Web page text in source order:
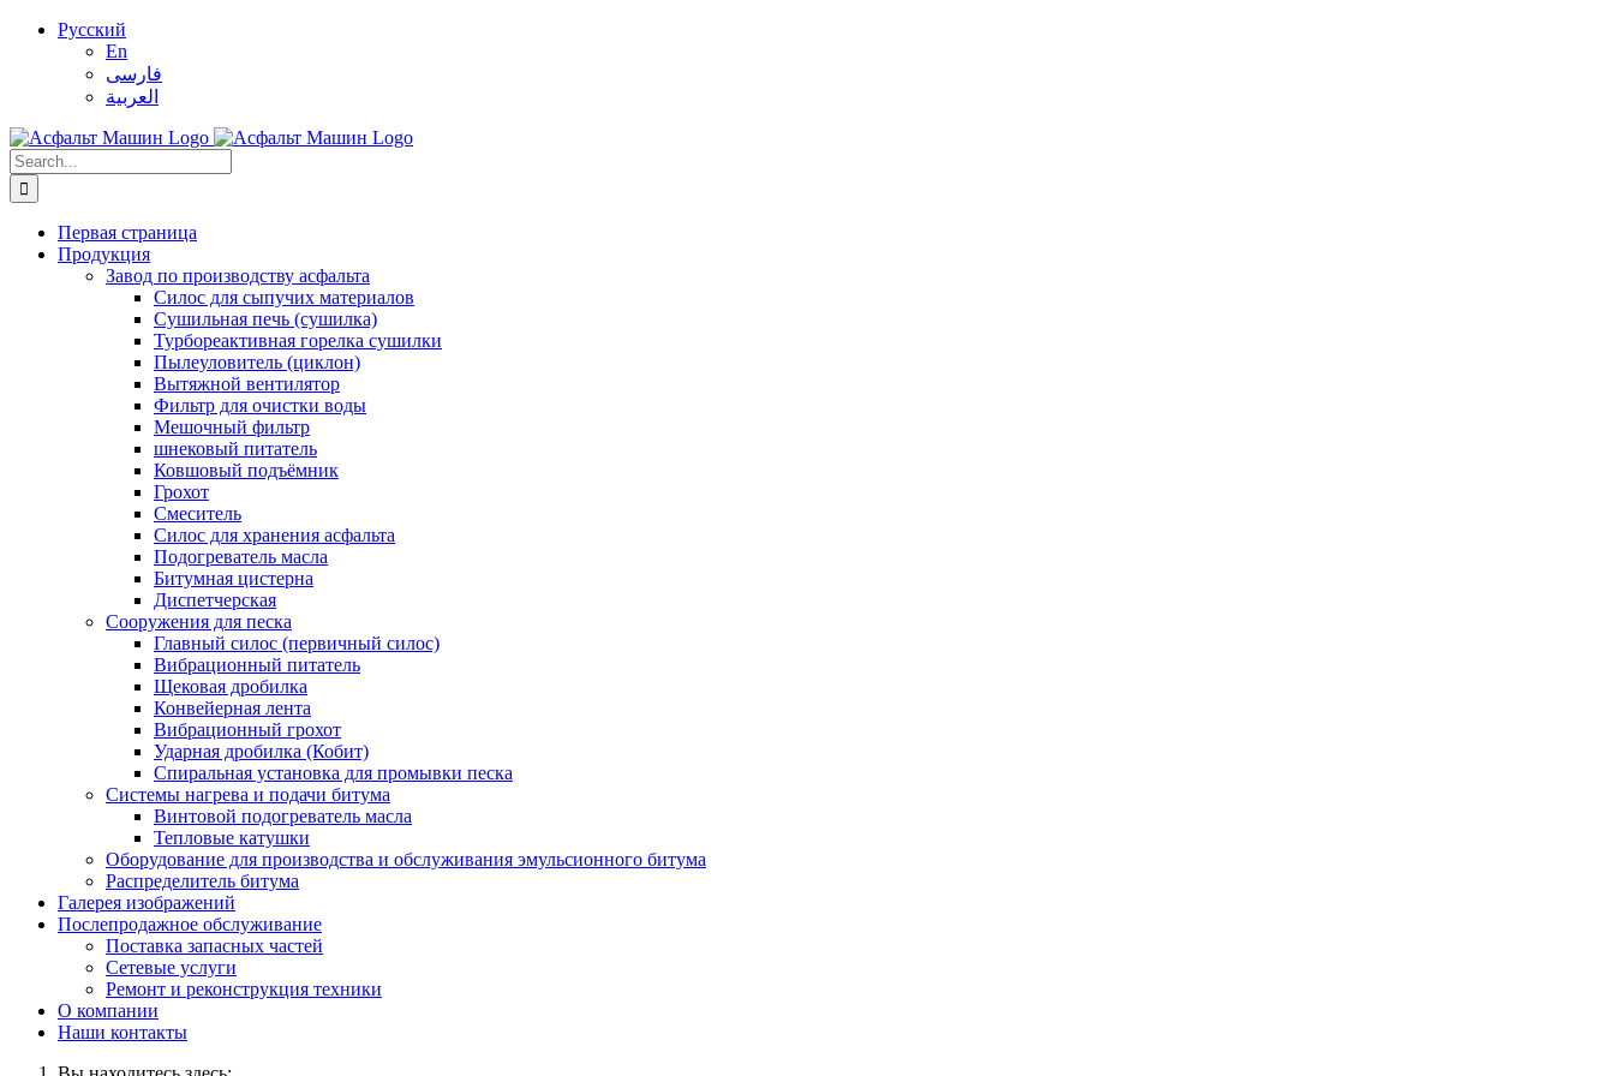
Skip
Русский
En
فارسی
العربية
Search
for:
Первая страница
Продукция
Завод по производству асфальта
Силос для сыпучих материалов
Сушильная печь (сушилка)
Турбореактивная горелка сушилки
Пылеуловитель (циклон)
Вытяжной вентилятор
Фильтр для очистки воды
Мешочный фильтр
шнековый питатель
Ковшовый подъёмник
Грохот
Смеситель
Силос для хранения асфальта
Подогреватель масла
Битумная цистерна
Диспетчерская
Сооружения для песка
Главный силос (первичный силос)
Вибрационный питатель
Щековая дробилка
Конвейерная лента
Вибрационный грохот
Ударная дробилка (Кобит)
Спиральная установка для промывки песка
Системы нагрева и подачи битума
Винтовой подогреватель масла
Тепловые катушки
Оборудование для производства и обслуживания эмульсионного битума
Распределитель битума
Галерея изображений
Послепродажное обслуживание
Поставка запасных частей
Сетевые услуги
Ремонт и реконструкция техники
О компании
Наши контакты